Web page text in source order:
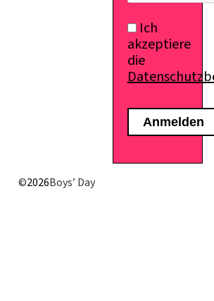
Ich
akzeptiere
die
©2026Boys’ Day